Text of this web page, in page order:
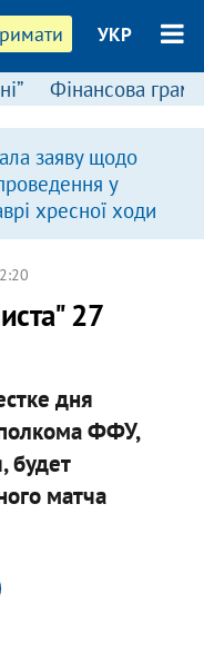
УКР
Фінансова
заяву щодо
у
хресної ходи
27
дня
ФФУ,
будет
матча